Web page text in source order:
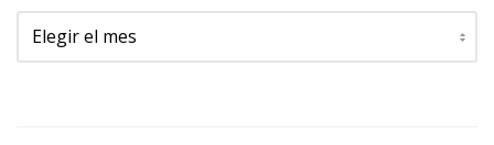
Archivos